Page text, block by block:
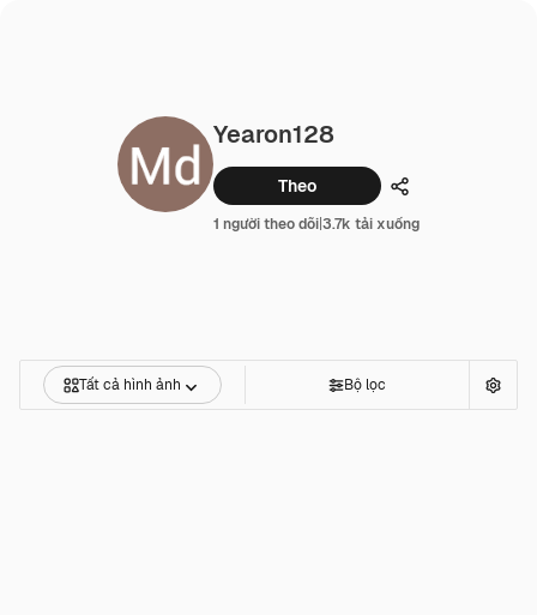
Yearon128
Theo Chia sẻ
1 người theo dõi|3.7k tải xuống
Tất cả hình ảnh Bộ lọc